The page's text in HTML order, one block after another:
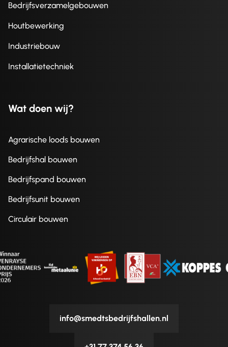
Bedrijfsverzamelgebouwen
Houtbewerking
Industriebouw
Installatietechniek
Wat doen wij?
Agrarische loods bouwen
Bedrijfshal bouwen
Bedrijfspand bouwen
Bedrijfsunit bouwen
Circulair bouwen
info@smedtsbedrijfshallen.nl